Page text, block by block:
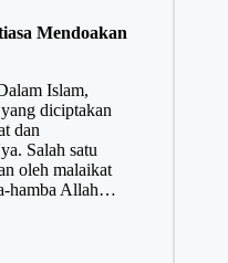
Mendoakan
Islam,
diciptakan
dan
Salah satu
oleh malaikat
hamba Allah…